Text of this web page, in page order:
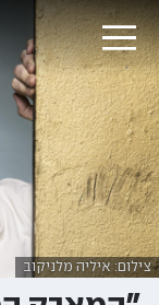
צילום: איליה מלניקוב